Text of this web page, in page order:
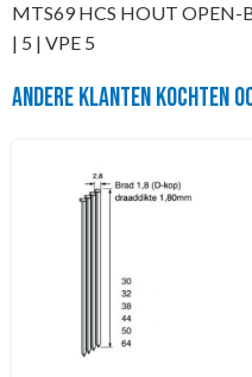
MTS69 HCS HOUT OPEN-
| 5 | VPE 5
Andere klanten kochten